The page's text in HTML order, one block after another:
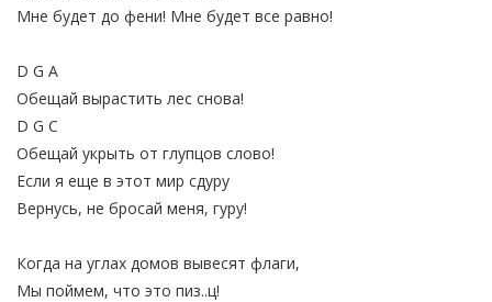
Мне будет до фени! Мне будет все равно!
D G A
Обещай вырастить лес снова!
D G C
Обещай укрыть от глупцов слово!
Если я еще в этот мир сдуру
Вернусь, не бросай меня, гуру!
Когда на углах домов вывесят флаги,
Мы поймем, что это пиз..ц!